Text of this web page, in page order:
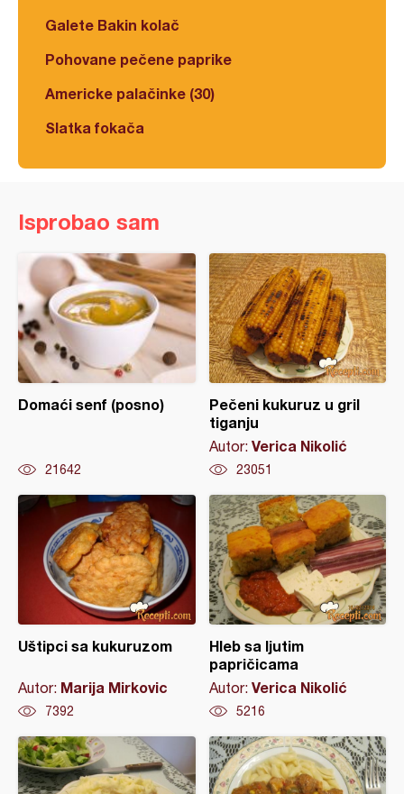
Galete Bakin kolač
Pohovane pečene paprike
Americke palačinke (30)
Slatka fokača
Isprobao sam
Domaći senf (posno)
21642
Pečeni kukuruz u gril
tiganju
Autor: Verica Nikolić
23051
Uštipci sa kukuruzom
Autor: Marija Mirkovic
7392
Hleb sa ljutim
papričicama
Autor: Verica Nikolić
5216